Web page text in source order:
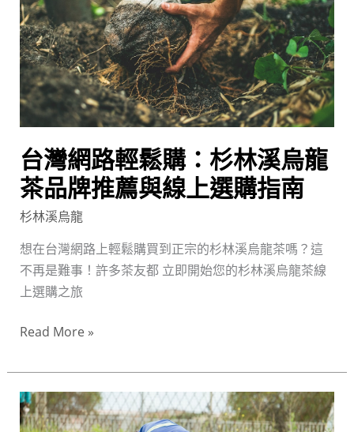
台灣網路輕鬆購：杉林溪烏龍
茶品牌推薦與線上選購指南
杉林溪烏龍
想在台灣網路上輕鬆購買到正宗的杉林溪烏龍茶嗎？這
不再是難事！許多茶友都 立即開始您的杉林溪烏龍茶線
上選購之旅
輕
鬆
購：
杉
林
溪
龍
茶
品
牌
推
薦
與
上
購
指
南
Read More »
台
灣